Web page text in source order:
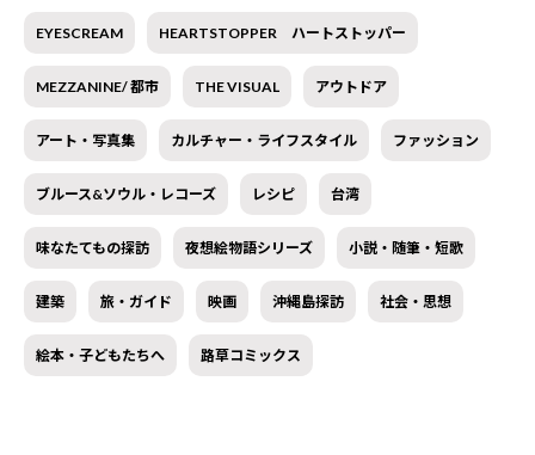
EYESCREAM HEARTSTOPPER ハートストッパー
MEZZANINE/ 都市 THE VISUAL アウトドア
アート・写真集 カルチャー・ライフスタイル ファッション
ブルース&ソウル・レコーズ レシピ 台湾
味なたてもの探訪 夜想絵物語シリーズ 小説・随筆・短歌
建築 旅・ガイド 映画 沖縄島探訪 社会・思想
絵本・子どもたちへ 路草コミックス